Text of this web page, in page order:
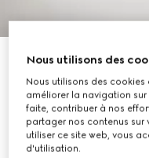
Lunettes de soleil
€ 370
Déclinaisonsruthénium
Nous utilisons des
Nous utilisons des
améliorer la navigation
faite, contribuer à nos
partager nos contenus sur
utiliser ce site web, vous
d'utilisation.